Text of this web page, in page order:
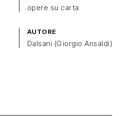
opere su carta
AUTORE
Dalsani (Giorgio Ansaldi)